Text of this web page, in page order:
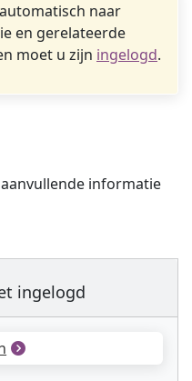
naar
en gerelateerde
moet u zijn ingelogd.
informatie
ingelogd